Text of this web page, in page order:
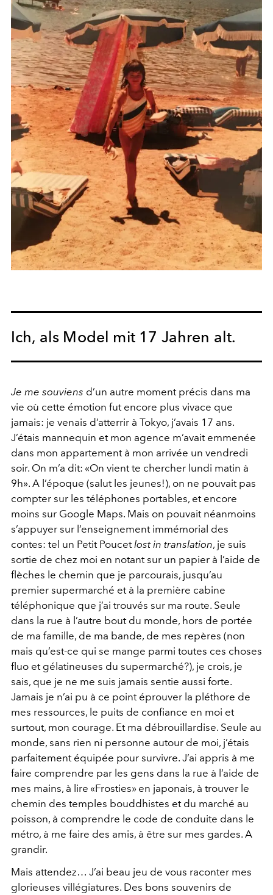
Ich, als Model mit 17 Jahren alt.
Je me souviens d’un autre moment précis dans ma
vie où cette émotion fut encore plus vivace que
jamais: je venais d’atterrir à Tokyo, j’avais 17 ans.
J’étais mannequin et mon agence m’avait emmenée
dans mon appartement à mon arrivée un vendredi
soir. On m’a dit: «On vient te chercher lundi matin à
9h». A l’époque (salut les jeunes!), on ne pouvait pas
compter sur les téléphones portables, et encore
moins sur Google Maps. Mais on pouvait néanmoins
s’appuyer sur l’enseignement immémorial des
contes: tel un Petit Poucetlost in translation, je suis
sortie de chez moi en notant sur un papier à l’aide de
flèches le chemin que je parcourais, jusqu’au
premier supermarché et à la première cabine
téléphonique que j’ai trouvés sur ma route. Seule
dans la rue à l’autre bout du monde, hors de portée
de ma famille, de ma bande, de mes repères (non
mais qu’est-ce qui se mange parmi toutes ces choses
fluo et gélatineuses du supermarché?), je crois, je
sais, que je ne me suis jamais sentie aussi forte.
Jamais je n’ai pu à ce point éprouver la pléthore de
mes ressources, le puits de confiance en moi et
surtout, mon courage. Et ma débrouillardise. Seule au
monde, sans rien ni personne autour de moi, j’étais
parfaitement équipée pour survivre. J’ai appris à me
faire comprendre par les gens dans la rue à l’aide de
mes mains, à lire «Frosties» en japonais, à trouver le
chemin des temples bouddhistes et du marché au
poisson, à comprendre le code de conduite dans le
métro, à me faire des amis, à être sur mes gardes. A
grandir.
Mais attendez… J’ai beau jeu de vous raconter mes
glorieuses villégiatures. Des bons souvenirs de